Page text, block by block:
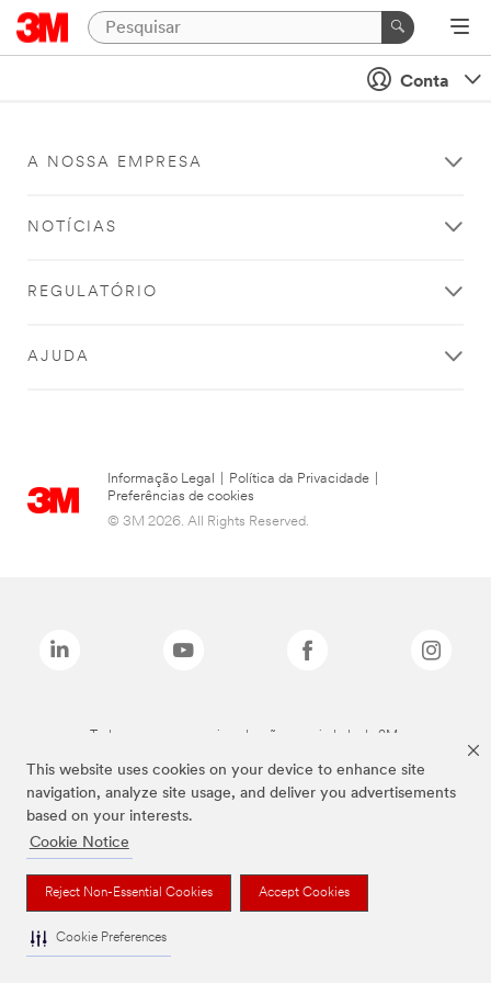
This website uses cookies on your device to enhance site
navigation, analyze site usage, and deliver you advertisements
based on your interests.
Cookie Notice
Reject Non-Essential Cookies Accept Cookies
Cookie Preferences
Conta
A NOSSA EMPRESA
NOTÍCIAS
REGULATÓRIO
AJUDA
Informação Legal Política da Privacidade
Preferências de cookies
© 3M 2026. All Rights Reserved.
Todas as marcas mencionadas são propriedade da 3M.